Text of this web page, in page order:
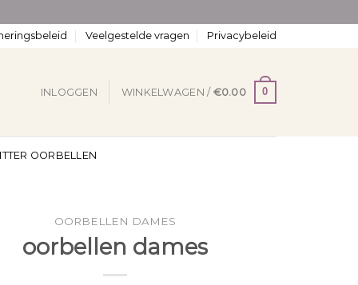
Veelgestelde vragen Privacybeleid
INLOGGEN WINKELWAGEN / €0.00 0
OORBELLEN
OORBELLEN DAMES
oorbellen dames